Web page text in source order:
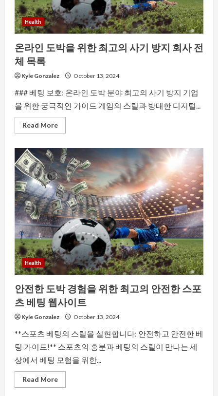
Health
온라인 도박을 위한 최고의 사기 방지 회사 전
체 목록
Kyle Gonzalez October 13, 2024
### 베팅 보호: 온라인 도박 분야 최고의 사기 방지 기업
을 위한 궁극적인 가이드 게임의 스릴과 방대한 디지털...
Read MoreRead
more
라
인
도
박
을
위
한
최
고
의
사
기
방
지
회
사
전
체
목
Health
안전한 도박 경험을 위한 최고의 안전한 스포
츠 베팅 웹사이트
Kyle Gonzalez October 13, 2024
**스포츠 베팅의 스릴을 실현합니다: 안전하고 안전한 베
팅 가이드!** 스포츠의 흥분과 베팅의 스릴이 만나는 세
상에서 베팅 모험을 위한...
Read MoreRead
more